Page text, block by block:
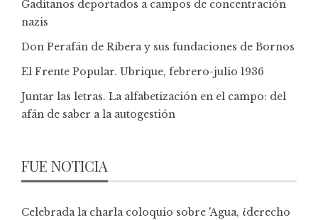
Gaditanos deportados a campos de concentración
nazis
Don Perafán de Ribera y sus fundaciones de Bornos
El Frente Popular. Ubrique, febrero-julio 1936
Juntar las letras. La alfabetización en el campo: del
afán de saber a la autogestión
FUE NOTICIA
Celebrada la charla coloquio sobre 'Agua, ¿derecho